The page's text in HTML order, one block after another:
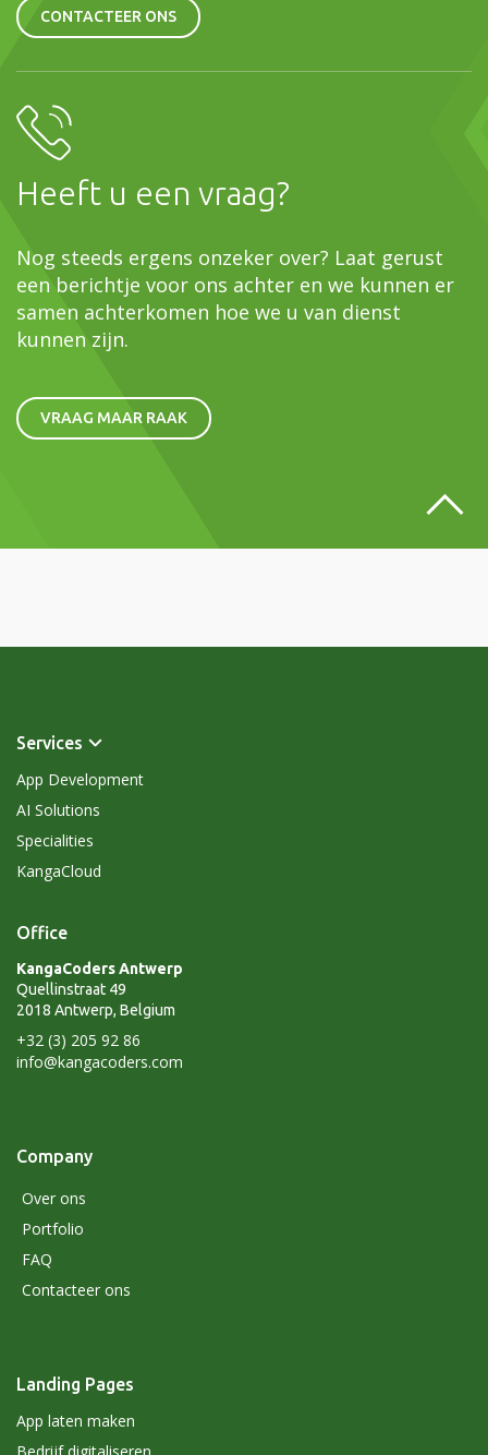
CONTACTEER ONS
Heeft u een vraag?
Nog steeds ergens onzeker over? Laat gerust
een berichtje voor ons achter en we kunnen er
samen achterkomen hoe we u van dienst
kunnen zijn.
VRAAG MAAR RAAK
Services
App Development
AI Solutions
Specialities
KangaCloud
Office
KangaCoders Antwerp
Quellinstraat 49
2018 Antwerp, Belgium
+32 (3) 205 92 86
info@kangacoders.com
Company
Over ons
Portfolio
FAQ
Contacteer ons
Landing Pages
App laten maken